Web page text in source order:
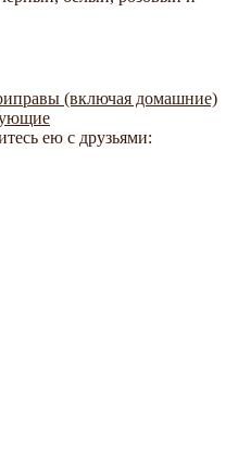
(включая домашние)
ею с друзьями: